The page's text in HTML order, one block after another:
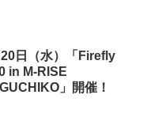
日（水）「Firefly
in M-RISE
」開催！